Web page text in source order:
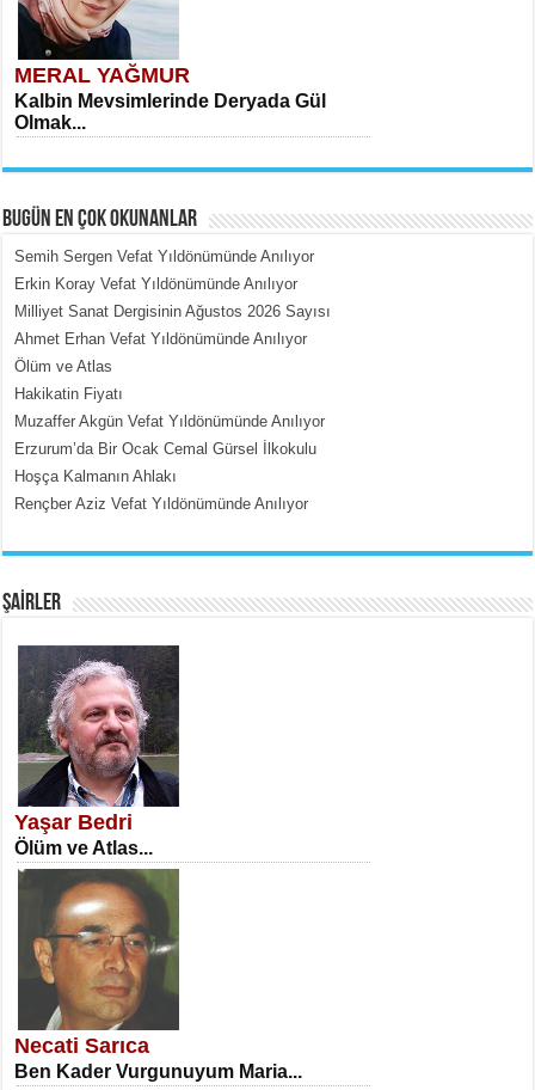
MERAL YAĞMUR
Kalbin Mevsimlerinde Deryada Gül
Olmak...
MEHMET ÇOBAN
İçerdeki Put Dışardaki Maskeler...
SATILMIŞ ÜMİT ÇETİNKAYA
Erkenlik...
NECLA DİLEK ARSLAN
Öğretmenler Günü Mahkemesi...
BUGÜN EN ÇOK OKUNANLAR
Semih Sergen Vefat Yıldönümünde Anılıyor
Erkin Koray Vefat Yıldönümünde Anılıyor
Milliyet Sanat Dergisinin Ağustos 2026 Sayısı
Ahmet Erhan Vefat Yıldönümünde Anılıyor
Ölüm ve Atlas
Hakikatin Fiyatı
Muzaffer Akgün Vefat Yıldönümünde Anılıyor
Erzurum’da Bir Ocak Cemal Gürsel İlkokulu
Hoşça Kalmanın Ahlakı
Rençber Aziz Vefat Yıldönümünde Anılıyor
ŞAİRLER
Yaşar Bedri
Ölüm ve Atlas...
Necati Sarıca
Ben Kader Vurgunuyum Maria...